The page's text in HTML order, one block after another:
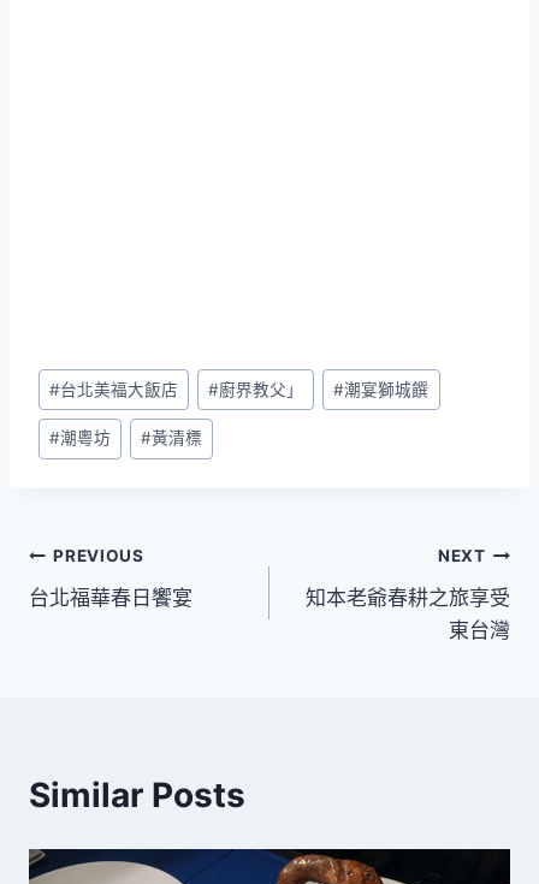
Post
Tags:
#台北美福大飯店 #廚界教父」 #潮宴獅城饌
#潮粵坊 #黃清標
文
章
PREVIOUS
台北福華春日饗宴
NEXT
知本老爺春耕之旅享受
東台灣
Similar Posts